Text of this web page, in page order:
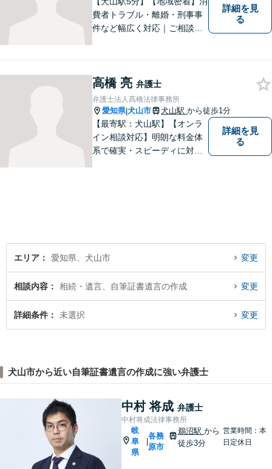
費者トラブル・離婚・刑事事
件など幅広く対応｜ご相談者
休日・時間外対応可】
詳細を見
る
高橋 亮 弁護士
弁護士法人髙橋法律事務所
愛知県|犬山市 犬山駅 から徒歩1分
【最寄駅：犬山駅】【オンラ
イン相談対応】明朗な料金体
系で確実・スピーディに対応
い。
詳細を見
る
エリア 愛知県、犬山市 変更
相談内容 相続・遺言、自筆証書遺言の作成 変更
詳細条件 未選択 変更
犬山市から近い自筆証書遺言の作成に強い弁護士
中村 将成 弁護士
中村将成法律事務所
岐
阜
県
各務
原市
鵜沼駅 から
徒歩3分
営業時間：本
日定休日